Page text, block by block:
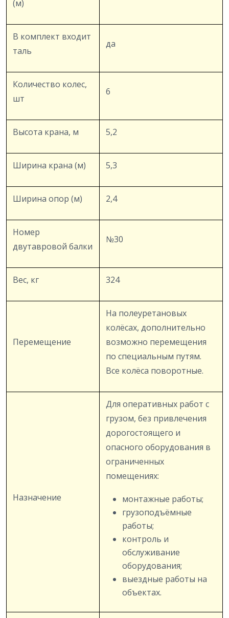
(м)
В комплект входит
таль
да
Количество колес,
шт
6
Высота крана, м 5,2
Ширина крана (м) 5,3
Ширина опор (м) 2,4
Номер
двутавровой балки
№30
Вес, кг 324
Перемещение
На полеуретановых
колёсах, дополнительно
возможно перемещения
по специальным путям.
Все колёса поворотные.
Назначение
Для оперативных работ с
грузом, без привлечения
дорогостоящего и
опасного оборудования в
ограниченных
помещениях:
монтажные работы;
грузоподъёмные
работы;
контроль и
обслуживание
оборудования;
выездные работы на
объектах.